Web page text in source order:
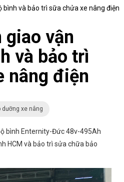
bình và bảo trì sữa chửa xe nâng điện
giao vận
và bảo trì
nâng điện
dưỡng xe nâng
bình Enternity-Đức 48v-495Ah
HCM và bảo trì sửa chữa bảo